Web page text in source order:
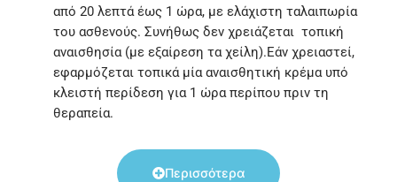
από 20 λεπτά έως 1 ώρα, με ελάχιστη ταλαιπωρία
του ασθενούς. Συνήθως δεν χρειάζεται τοπική
αναισθησία (με εξαίρεση τα χείλη).Εάν χρειαστεί,
εφαρμόζεται τοπικά μία αναισθητική κρέμα υπό
κλειστή περίδεση για 1 ώρα περίπου πριν τη
θεραπεία.
Περισσότερα